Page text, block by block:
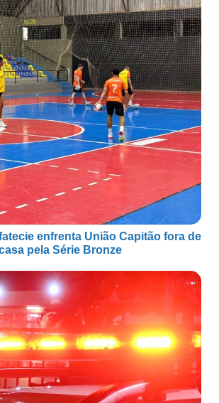
enfrenta União Capitão fora de
pela Série Bronze